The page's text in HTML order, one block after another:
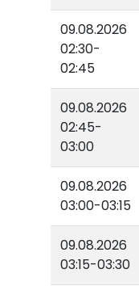
09.08.2026
02:30-
02:45
09.08.2026
02:45-
03:00
09.08.2026
03:00-03:15
09.08.2026
03:15-03:30